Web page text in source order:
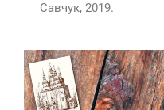
Савчук, 2019.